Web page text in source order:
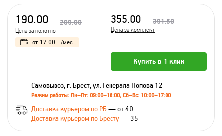
190.00 209.00
Цена за полотно
355.00 391.50
Цена за комплект
от 17.00 /мес.
Купить в 1 клик
Самовывоз, г. Брест, ул. Генерала Попова 12
Режим работы: Пн–Пт: 09:00–18:00, Сб–Вс: 10:00–17:00
Доставка курьером по РБ — от 40
Доставка курьером по Бресту— 35